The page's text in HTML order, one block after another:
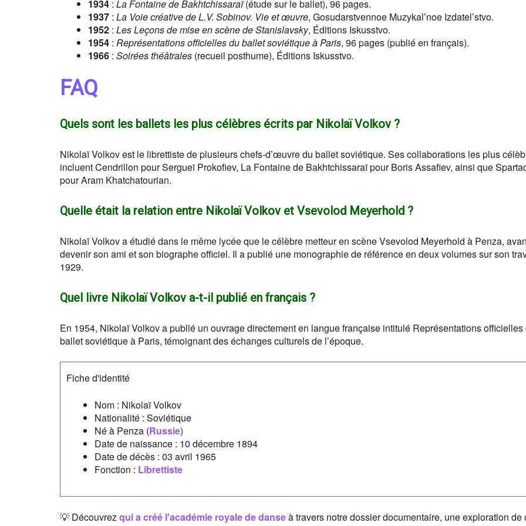
1934 : La Fontaine de Bakhtchissaraï(étude sur le ballet), 96 pages.
1937 : La Voie créative de L.V. Sobinov. Vie et œuvre, Gosudarstvennoe Muzykal’noe Izdatel’stvo.
1952 : Les Leçons de mise en scène de Stanislavsky, Éditions Iskusstvo.
1954 : Représentations officielles du ballet soviétique à Paris, 96 pages (publié en français).
1966 : Soirées théâtrales (recueil posthume), Éditions Iskusstvo.
FAQ
Quels sont les ballets les plus célèbres écrits par Nikolaï Volkov ?
Nikolaï Volkov est le librettiste de plusieurs chefs-d’œuvre du ballet soviétique. Ses collaborations les plus
incluent Cendrillon pour Sergueï Prokofiev, La Fontaine de Bakhtchissaraï pour Boris Assafiev, ainsi que
pour Aram Khatchatourian.
Quelle était la relation entre Nikolaï Volkov et Vsevolod Meyerhold ?
Nikolaï Volkov a étudié dans le même lycée que le célèbre metteur en scène Vsevolod Meyerhold à Penza,
devenir son ami et son biographe officiel. Il a publié une monographie de référence en deux volumes sur son
1929.
Quel livre Nikolaï Volkov a-t-il publié en français ?
En 1954, Nikolaï Volkov a publié un ouvrage directement en langue française intitulé Représentations officielles
ballet soviétique à Paris, témoignant des échanges culturels de l’époque.
Fiche d'identité
Nom : Nikolaï Volkov
Nationalité : Soviétique
Né à Penza (Russie)
Date de naissance : 10 décembre 1894
Date de décès : 03 avril 1965
Fonction : Librettiste
💡 Découvrezqui a créé l'académie royale de danseà travers notre dossier documentaire, une exploration de